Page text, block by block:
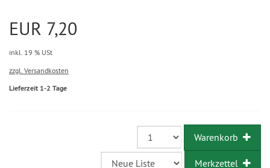
EUR 7,20
inkl. 19 % USt
zzgl. Versandkosten
Lieferzeit 1-2 Tage
Warenkorb
Merkzettel